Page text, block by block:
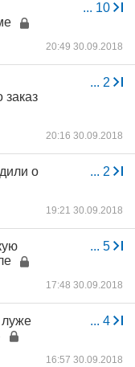
... 10
20:49 30.09.2018
... 2
20:16 30.09.2018
... 2
о
19:21 30.09.2018
... 5
17:48 30.09.2018
... 4
16:57 30.09.2018